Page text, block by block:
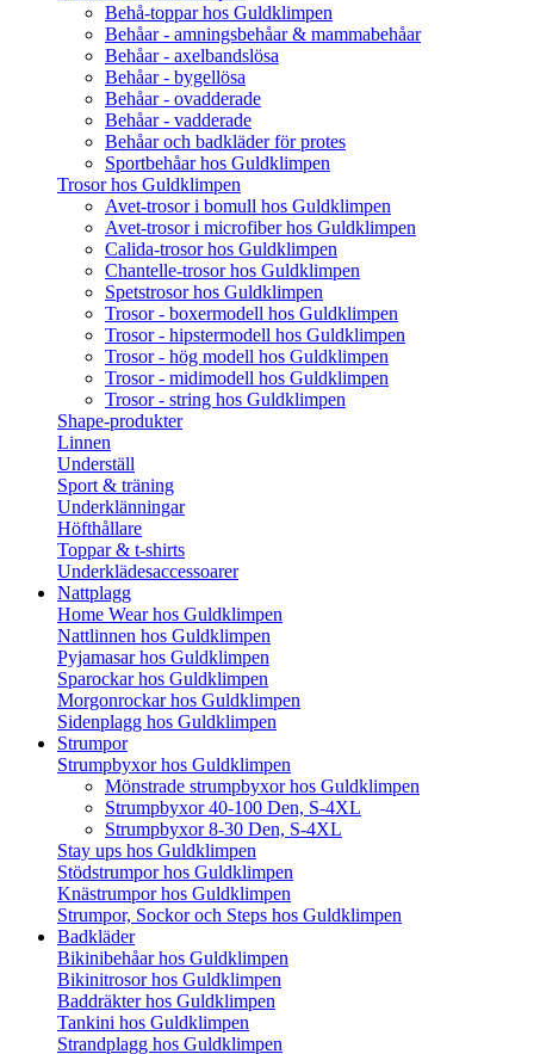
Behå-toppar hos Guldklimpen
Behåar - amningsbehåar & mammabehåar
Behåar - axelbandslösa
Behåar - bygellösa
Behåar - ovadderade
Behåar - vadderade
Behåar och badkläder för protes
Sportbehåar hos Guldklimpen
Trosor hos Guldklimpen
Avet-trosor i bomull hos Guldklimpen
Avet-trosor i microfiber hos Guldklimpen
Calida-trosor hos Guldklimpen
Chantelle-trosor hos Guldklimpen
Spetstrosor hos Guldklimpen
Trosor - boxermodell hos Guldklimpen
Trosor - hipstermodell hos Guldklimpen
Trosor - hög modell hos Guldklimpen
Trosor - midimodell hos Guldklimpen
Trosor - string hos Guldklimpen
Shape-produkter
Linnen
Underställ
Sport & träning
Underklänningar
Höfthållare
Toppar & t-shirts
Underklädesaccessoarer
Nattplagg
Home Wear hos Guldklimpen
Nattlinnen hos Guldklimpen
Pyjamasar hos Guldklimpen
Sparockar hos Guldklimpen
Morgonrockar hos Guldklimpen
Sidenplagg hos Guldklimpen
Strumpor
Strumpbyxor hos Guldklimpen
Mönstrade strumpbyxor hos Guldklimpen
Strumpbyxor 40-100 Den, S-4XL
Strumpbyxor 8-30 Den, S-4XL
Stay ups hos Guldklimpen
Stödstrumpor hos Guldklimpen
Knästrumpor hos Guldklimpen
Strumpor, Sockor och Steps hos Guldklimpen
Badkläder
Bikinibehåar hos Guldklimpen
Bikinitrosor hos Guldklimpen
Baddräkter hos Guldklimpen
Tankini hos Guldklimpen
Strandplagg hos Guldklimpen